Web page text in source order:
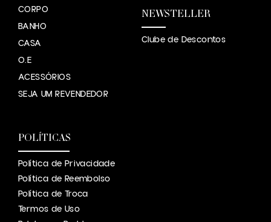
CORPO
BANHO
CASA
O.E
ACESSÓRIOS
SEJA UM REVENDEDOR
NEWSTELLER
Clube de Descontos
POLÍTICAS
Política de Privacidade
Política de Reembolso
Política de Troca
Termos de Uso